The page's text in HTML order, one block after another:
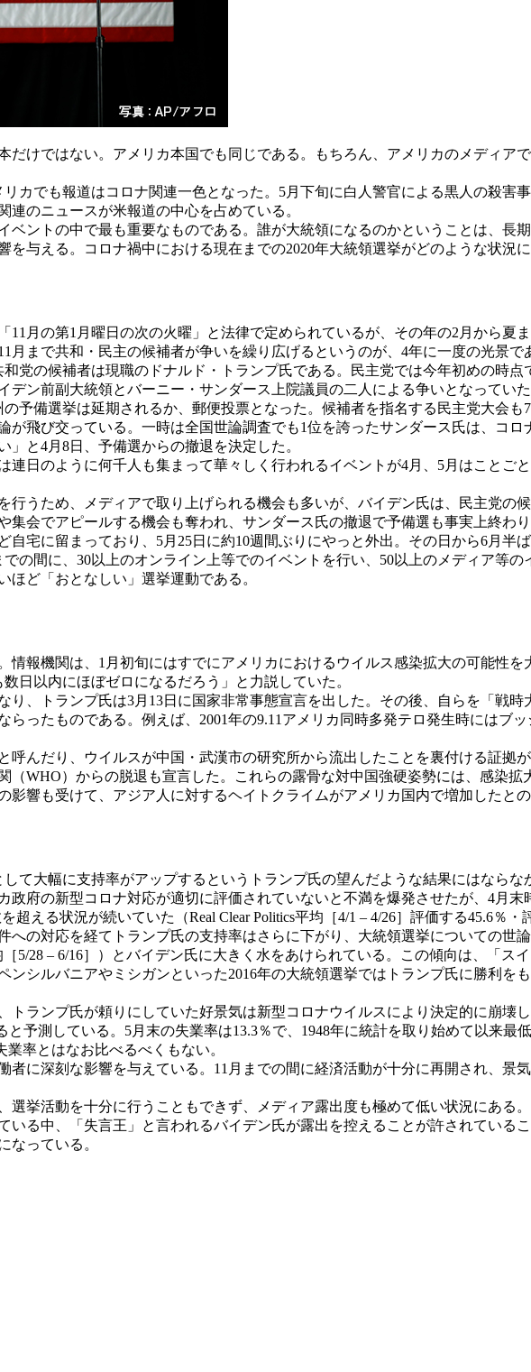
けではない。アメリカ本国でも同じである。もちろん、アメリカのメディア
カでも報道はコロナ関連一色となった。5月下旬に白人警官による黒人の殺害
のニュースが米報道の中心を占めている。
ントの中で最も重要なものである。誰が大統領になるのかということは、長
与える。コロナ禍中における現在までの2020年大統領選挙がどのような状況に
月の第1月曜日の次の火曜」と法律で定められているが、その年の2月から夏
まで共和・民主の候補者が争いを繰り広げるというのが、4年に一度の光景で
党の候補者は現職のドナルド・トランプ氏である。民主党では今年初めの時点
ン前副大統領とバーニー・サンダース上院議員の二人による争いとなっていた
備選挙は延期されるか、郵便投票となった。候補者を指名する民主党大会も
飛び交っている。一時は全国世論調査でも1位を誇ったサンダース氏は、コ
と4月8日、予備選からの撤退を決定した。
日のように何千人も集まって華々しく行われるイベントが4月、5月はことご
うため、メディアで取り上げられる機会も多いが、バイデン氏は、民主党の
会でアピールする機会も奪われ、サンダース氏の撤退で予備選も事実上終わ
宅に留まっており、5月25日に約10週間ぶりにやっと外出。その日から6月半
の間に、30以上のオンライン上等でのイベントを行い、50以上のメディア等
ど「おとなしい」選挙運動である。
報機関は、1月初旬にはすでにアメリカにおけるウイルス感染拡大の可能性を
日以内にほぼゼロになるだろう」と力説していた。
、トランプ氏は3月13日に国家非常事態宣言を出した。その後、自らを「戦時
ったものである。例えば、2001年の9.11アメリカ同時多発テロ発生時にはブ
んだり、ウイルスが中国・武漢市の研究所から流出したことを裏付ける証拠
WHO）からの脱退も宣言した。これらの露骨な対中国強硬姿勢には、感染
響も受けて、アジア人に対するヘイトクライムがアメリカ国内で増加したと
て大幅に支持率がアップするというトランプ氏の望んだような結果にはならな
府の新型コロナ対応が適切に評価されていないと不満を爆発させたが、4月
える状況が続いていた（Real Clear Politics平均［4/1 – 4/26］評価する45.6％・
の対応を経てトランプ氏の支持率はさらに下がり、大統領選挙についての世
5/28 – 6/16］）とバイデン氏に大きく水をあけられている。この傾向は、「ス
シルバニアやミシガンといった2016年の大統領選挙ではトランプ氏に勝利を
ランプ氏が頼りにしていた好景気は新型コロナウイルスにより決定的に崩壊
予測している。5月末の失業率は13.3％で、1948年に統計を取り始めて以来最
率とはなお比べるべくもない。
に深刻な影響を与えている。11月までの間に経済活動が十分に再開され、景
挙活動を十分に行うこともできず、メディア露出度も極めて低い状況にある
る中、「失言王」と言われるバイデン氏が露出を控えることが許されている
なっている。